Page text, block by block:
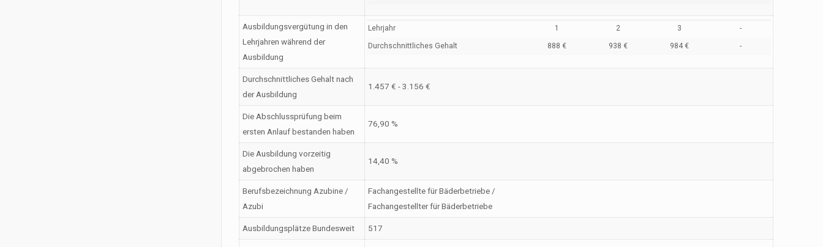
Ausbildungsvergütung in den
Lehrjahren während der
Ausbildung
Lehrjahr 1 2 3 -
Durchschnittliches Gehalt 888 € 938 € 984 € -
Durchschnittliches Gehalt nach
der Ausbildung
1.457 € - 3.156 €
Die Abschlussprüfung beim
ersten Anlauf bestanden haben
76,90 %
Die Ausbildung vorzeitig
abgebrochen haben
14,40 %
Berufsbezeichnung Azubine /
Azubi
Fachangestellte für Bäderbetriebe /
Fachangestellter für Bäderbetriebe
Ausbildungsplätze Bundesweit 517